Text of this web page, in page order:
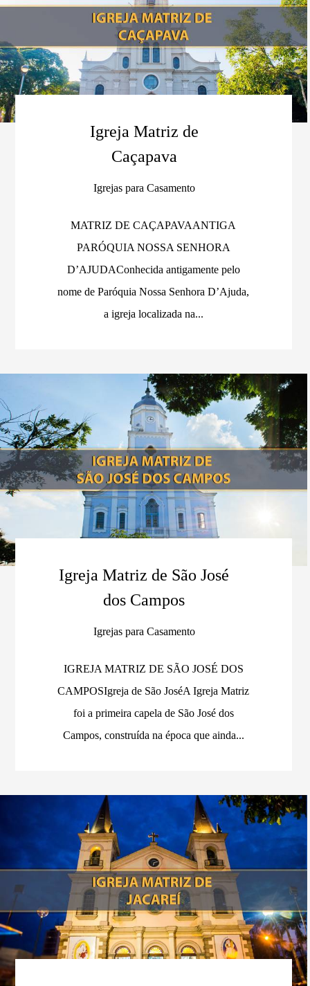
Igreja Matriz de
Caçapava
Igrejas para Casamento
MATRIZ DE CAÇAPAVAANTIGA
PARÓQUIA NOSSA SENHORA
D’AJUDAConhecida antigamente pelo
nome de Paróquia Nossa Senhora D’Ajuda,
a igreja localizada na...
Igreja Matriz de São José
dos Campos
Igrejas para Casamento
IGREJA MATRIZ DE SÃO JOSÉ DOS
CAMPOSIgreja de São JoséA Igreja Matriz
foi a primeira capela de São José dos
Campos, construída na época que ainda...